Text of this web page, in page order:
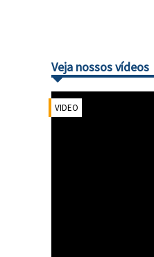
Veja nossos vídeos
VIDEO